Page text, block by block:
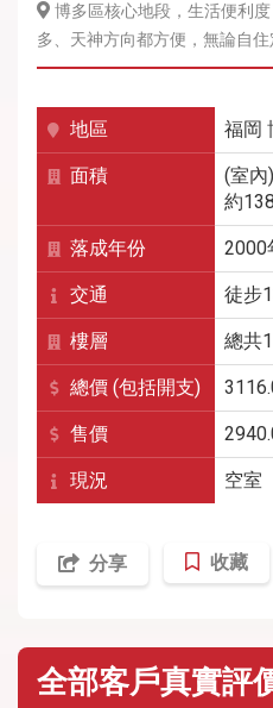
博多區核心地段，生活便利
多、天神方向都方便，無論自
地區 福岡
面積
(室內
約
落成年份 2000
交通 徒步
樓層 總共
總價 (包括開支)
售價
現況 空室
分享 收藏
全部客戶真實評